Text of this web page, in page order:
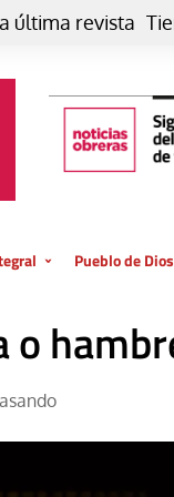
última revista
creación
Pueblo de Dios
La oración de